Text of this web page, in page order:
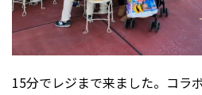
15分でレジまで来ました。コラ